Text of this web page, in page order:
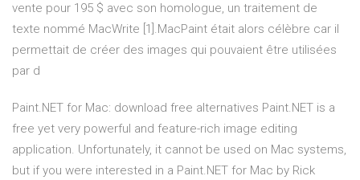
vente pour 195 $ avec son homologue, un traitement de
texte nommé MacWrite [1].MacPaint était alors célèbre car il
permettait de créer des images qui pouvaient être utilisées
par d
Paint.NET for Mac: download free alternatives Paint.NET is a
free yet very powerful and feature-rich image editing
application. Unfortunately, it cannot be used on Mac systems,
but if you were interested in a Paint.NET for Mac by Rick